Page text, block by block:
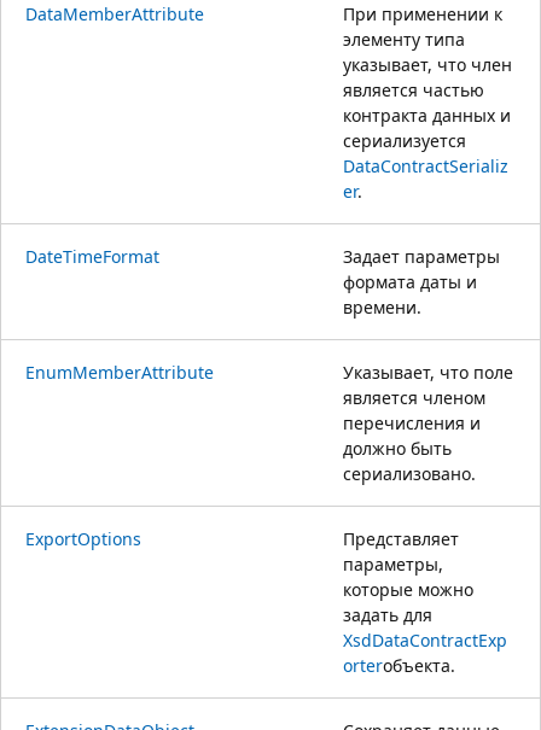
DataMemberAttribute
При применении к
элементу типа
указывает, что член
является частью
контракта данных и
сериализуется
DataContractSerializ
er.
DateTimeFormat
Задает параметры
формата даты и
времени.
EnumMemberAttribute
Указывает, что поле
является членом
перечисления и
должно быть
сериализовано.
ExportOptions
Представляет
параметры,
которые можно
задать для
XsdDataContractExp
orterобъекта.